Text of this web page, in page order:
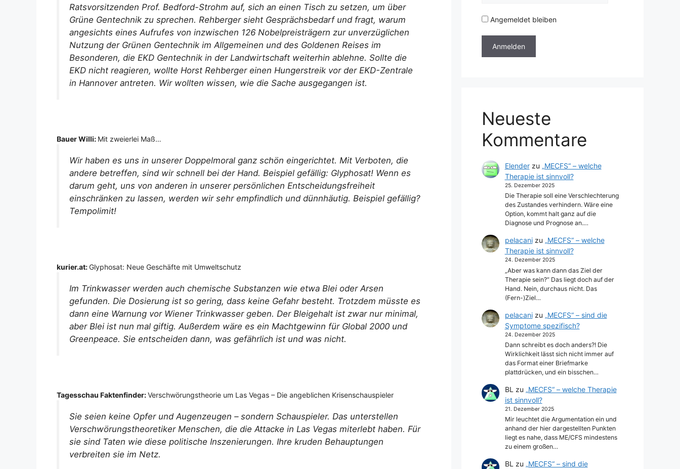
Ratsvorsitzenden Prof. Bedford-Strohm auf, sich an einen Tisch zu setzen, um über
Grüne Gentechnik zu sprechen. Rehberger sieht Gesprächsbedarf und fragt, warum
angesichts eines Aufrufes von inzwischen 126 Nobelpreisträgern zur unverzüglichen
Nutzung der Grünen Gentechnik im Allgemeinen und des Goldenen Reises im
Besonderen, die EKD Gentechnik in der Landwirtschaft weiterhin ablehne. Sollte die
EKD nicht reagieren, wollte Horst Rehberger einen Hungerstreik vor der EKD-Zentrale
in Hannover antreten. Wir wollten wissen, wie die Sache ausgegangen ist.
Bauer Willi: Mit zweierlei Maß…
Wir haben es uns in unserer Doppelmoral ganz schön eingerichtet. Mit Verboten, die
andere betreffen, sind wir schnell bei der Hand. Beispiel gefällig: Glyphosat! Wenn es
darum geht, uns von anderen in unserer persönlichen Entscheidungsfreiheit
einschränken zu lassen, werden wir sehr empfindlich und dünnhäutig. Beispiel gefällig?
Tempolimit!
kurier.at:Glyphosat: Neue Geschäfte mit Umweltschutz
Im Trinkwasser werden auch chemische Substanzen wie etwa Blei oder Arsen
gefunden. Die Dosierung ist so gering, dass keine Gefahr besteht. Trotzdem müsste es
dann eine Warnung vor Wiener Trinkwasser geben. Der Bleigehalt ist zwar nur minimal,
aber Blei ist nun mal giftig. Außerdem wäre es ein Machtgewinn für Global 2000 und
Greenpeace. Sie entscheiden dann, was gefährlich ist und was nicht.
Tagesschau Faktenfinder:Verschwörungstheorie um Las Vegas – Die angeblichen Krisenschauspieler
Sie seien keine Opfer und Augenzeugen – sondern Schauspieler. Das unterstellen
Verschwörungstheoretiker Menschen, die die Attacke in Las Vegas miterlebt haben. Für
sie sind Taten wie diese politische Inszenierungen. Ihre kruden Behauptungen
verbreiten sie im Netz.
Angemeldet bleiben
Neueste
Kommentare
Elenderzu „MECFS“ – welche
Therapie ist sinnvoll?
25. Dezember 2025
Die Therapie soll eine Verschlechterung
des Zustandes verhindern. Wäre eine
Option, kommt halt ganz auf die
Diagnose und Prognose an.…
pelacanizu „MECFS“ – welche
Therapie ist sinnvoll?
24. Dezember 2025
„Aber was kann dann das Ziel der
Therapie sein?“ Das liegt doch auf der
Hand. Nein, durchaus nicht. Das
(Fern-)Ziel…
pelacanizu „MECFS“ – sind die
Symptome spezifisch?
24. Dezember 2025
Dann schreibt es doch anders?! Die
Wirklichkeit lässt sich nicht immer auf
das Format einer Briefmarke
plattdrücken, und ein bisschen…
BL zu „MECFS“ – welche Therapie
ist sinnvoll?
21. Dezember 2025
Mir leuchtet die Argumentation ein und
anhand der hier dargestellten Punkten
liegt es nahe, dass ME/CFS mindestens
zu einem großen…
BL zu „MECFS“ – sind die